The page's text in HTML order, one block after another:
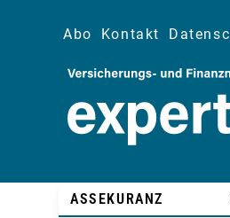
Abo Kontakt
ASSEKURANZ